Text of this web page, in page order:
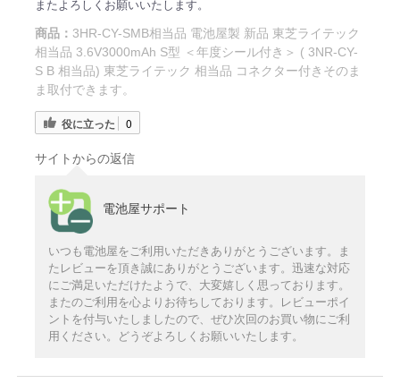
またよろしくお願いいたします。
商品： 3HR-CY-SMB相当品 電池屋製 新品 東芝ライテック
相当品 3.6V3000mAh S型 ＜年度シール付き＞ ( 3NR-CY-
S B 相当品) 東芝ライテック 相当品 コネクター付きそのま
ま取付できます。
役に立った 0
サイトからの返信
電池屋サポート
いつも電池屋をご利用いただきありがとうございます。ま
たレビューを頂き誠にありがとうございます。迅速な対応
にご満足いただけたようで、大変嬉しく思っております。
またのご利用を心よりお待ちしております。レビューポイ
ントを付与いたしましたので、ぜひ次回のお買い物にご利
用ください。どうぞよろしくお願いいたします。